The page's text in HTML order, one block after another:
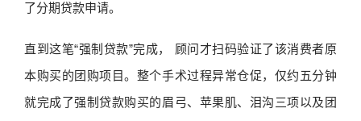
了分期贷款申请。
直到这笔“强制贷款”完成， 顾问才扫码验证了该消费者原
本购买的团购项目。整个手术过程异常仓促，仅约五分钟
就完成了强制贷款购买的眉弓、苹果肌、泪沟三项以及团